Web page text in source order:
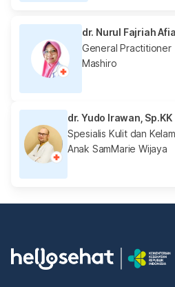
dr. Nurul Fajriah
General Practitioner
Mashiro
dr. Yudo Irawan, Sp.KK
Spesialis Kulit dan
Anak SamMarie Wijaya